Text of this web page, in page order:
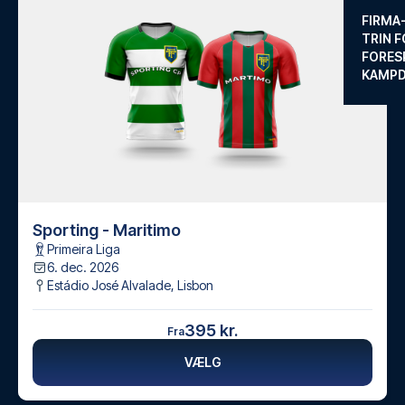
TRIN
Sporting - Maritimo
Primeira Liga
6. dec. 2026
Estádio José Alvalade, Lisbon
Fra395 kr.
VÆLG